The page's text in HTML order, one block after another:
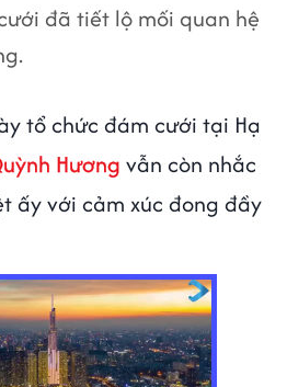
đã tiết lộ mối quan hệ
tổ chức đám cưới tại Hạ
Hương vẫn còn nhắc
ấy với cảm xúc đong đầy